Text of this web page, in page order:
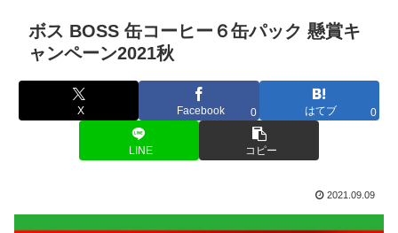
ボス BOSS 缶コーヒー６缶パック 懸賞キ
ャンペーン2021秋
X Facebook 0 はてブ 0
LINE コピー
2021.09.09